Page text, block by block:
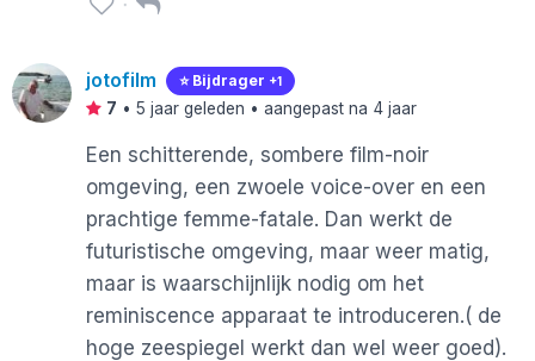
jotofilm ⭐️ Bijdrager +1
7 • 5 jaar geleden • aangepast na 4 jaar
Een schitterende, sombere film-noir
omgeving, een zwoele voice-over en een
prachtige femme-fatale. Dan werkt de
futuristische omgeving, maar weer matig,
maar is waarschijnlijk nodig om het
reminiscence apparaat te introduceren.( de
hoge zeespiegel werkt dan wel weer goed).